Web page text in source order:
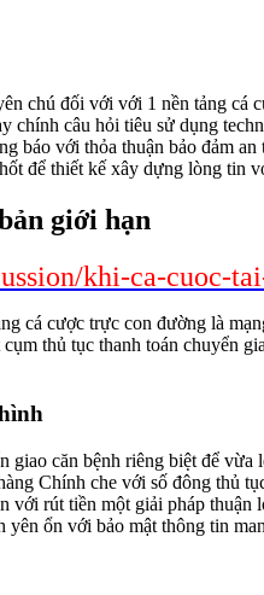
chú đối với với 1 nền tảng cá
câu hỏi tiêu sử dụng
báo với thỏa thuận bảo đảm
để thiết kế xây dựng lòng tin
giới hạn
khi-ca-cuoc-
cá cược trực con đường là
thủ tục thanh toán chuyển
giao căn bệnh riêng biệt để
Chính che với số đông thủ
rút tiền một giải pháp
ổn với bảo mật thông tin